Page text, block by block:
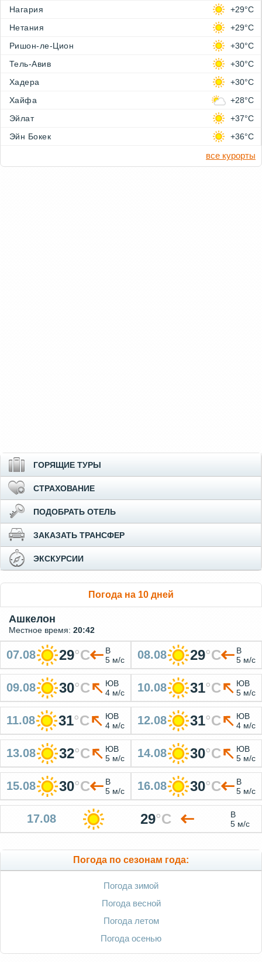
Нагария
+29°C
Нетания
+29°C
Ришон-ле-Цион
+30°C
Тель-Авив
+30°C
Хадера
+30°C
Хайфа
+28°C
Эйлат
+37°C
Эйн Бокек
+36°C
все курорты
ГОРЯЩИЕ ТУРЫ
СТРАХОВАНИЕ
ПОДОБРАТЬ ОТЕЛЬ
ЗАКАЗАТЬ ТРАНСФЕР
ЭКСКУРСИИ
Погода на 10 дней
Ашкелон
Местное время: 20:42
07.08 29°C
В
5 м/с
08.08 29°C
В
5 м/с
09.08 30°C
ЮВ
4 м/с
10.08 31°C
ЮВ
5 м/с
11.08 31°C
ЮВ
4 м/с
12.08 31°C
ЮВ
4 м/с
13.08 32°C
ЮВ
5 м/с
14.08 30°C
ЮВ
5 м/с
15.08 30°C
В
5 м/с
16.08 30°C
В
5 м/с
17.08 29°C
В
5 м/с
Погода по сезонам года:
Погода зимой
Погода весной
Погода летом
Погода осенью